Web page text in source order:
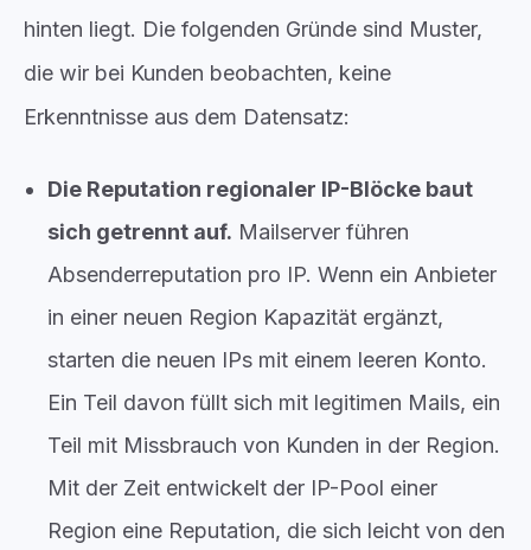
hinten liegt. Die folgenden Gründe sind Muster,
die wir bei Kunden beobachten, keine
Erkenntnisse aus dem Datensatz:
Die Reputation regionaler IP-Blöcke baut
sich getrennt auf. Mailserver führen
Absenderreputation pro IP. Wenn ein Anbieter
in einer neuen Region Kapazität ergänzt,
starten die neuen IPs mit einem leeren Konto.
Ein Teil davon füllt sich mit legitimen Mails, ein
Teil mit Missbrauch von Kunden in der Region.
Mit der Zeit entwickelt der IP-Pool einer
Region eine Reputation, die sich leicht von den